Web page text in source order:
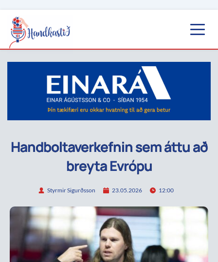
Handboltaverkefnin sem áttu að
breyta Evrópu
Styrmir Sigurðsson 23.05.2026 12:00